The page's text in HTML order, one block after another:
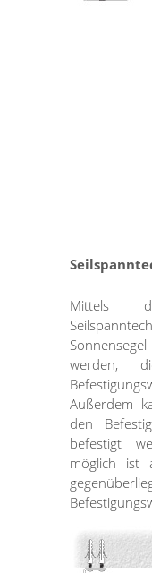
Mittels
werden,
Außerdem
den
befestigt
möglich ist